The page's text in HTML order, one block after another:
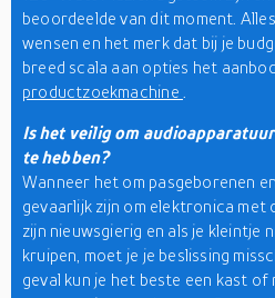
beoordeelde van dit moment.
wensen en het merk dat bij je
breed scala aan opties het
productzoekmachine
Is het veilig om
te hebben?
Wanneer het om pasgeborenen
gevaarlijk zijn om elektronica met
zijn nieuwsgierig en als je kleintje
kruipen, moet je je beslissing
geval kun je het beste een kast of